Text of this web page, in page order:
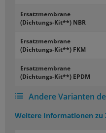
Er­satz­mem­bra­ne
(Dichtungs-​Kit**) NBR
Er­satz­mem­bra­ne
(Dichtungs-​Kit**) FKM
Er­satz­mem­bra­ne
(Dichtungs-​Kit**) EPDM
Andere Varianten
Weitere Informationen zu